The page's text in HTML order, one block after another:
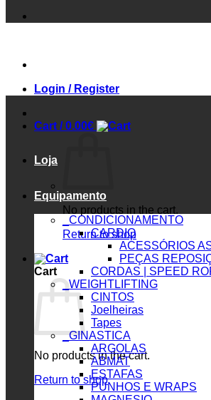
Login / Register
Cart /0.00€
No products in the cart.
Return to shop
Cart
No products in the cart.
Return to shop
Loja
Equipamento
_CONDICIONAMENTO
CARDIO
ACESSÓRIOS
PEÇAS
CORDAS | SPEED
_WEIGHTLIFTING
CINTOS
Joelheiras
Tapes
_GINASTICA
ARGOLAS
ABMAT
ESTAFAS
PUNHOS E WRAPS